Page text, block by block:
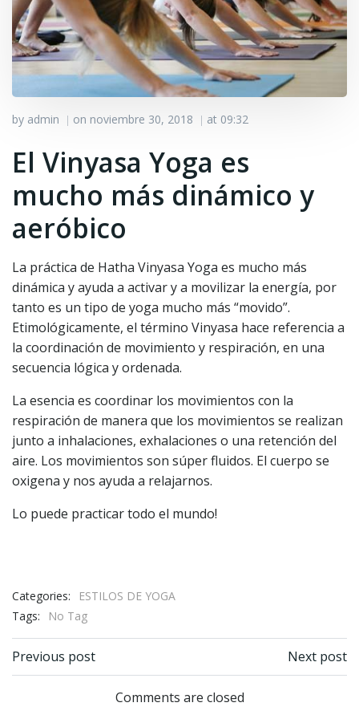
by admin | on noviembre 30, 2018 | at 09:32
El Vinyasa Yoga es
mucho más dinámico y
aeróbico
La práctica de Hatha Vinyasa Yoga es mucho más
dinámica y ayuda a activar y a movilizar la energía, por
tanto es un tipo de yoga mucho más “movido”.
Etimológicamente, el término Vinyasa hace referencia a
la coordinación de movimiento y respiración, en una
secuencia lógica y ordenada.
La esencia es coordinar los movimientos con la
respiración de manera que los movimientos se realizan
junto a inhalaciones, exhalaciones o una retención del
aire. Los movimientos son súper fluidos. El cuerpo se
oxigena y nos ayuda a relajarnos.
Lo puede practicar todo el mundo!
Categories:
ESTILOS DE YOGA
Tags:
No Tag
Previous post Next post
Comments are closed